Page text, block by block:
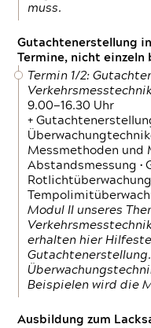
muss.
Gutachtenerstellung
Termine, nicht einzeln
Termin 1/2:
9.00—16.30 Uhr
+
Messmethoden und
Abstandsmessung •
Modul II unseres
erhalten hier
Beispielen wird die
Ausbildung zum